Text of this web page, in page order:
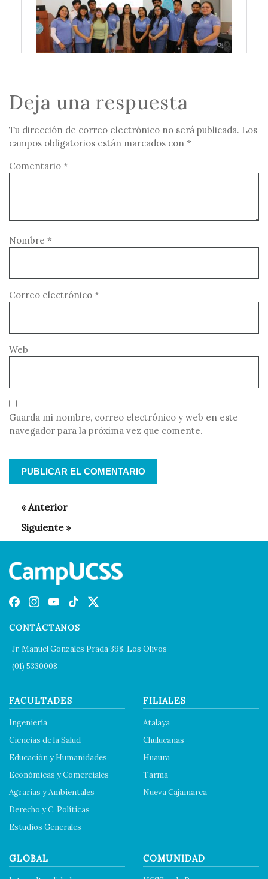
Deja una respuesta
Tu dirección de correo electrónico no será publicada. Los
campos obligatorios están marcados con *
Comentario *
Nombre *
Correo electrónico *
Web
Guarda mi nombre, correo electrónico y web en este
navegador para la próxima vez que comente.
CONTÁCTANOS
Jr. Manuel Gonzales Prada 398, Los Olivos
(01) 5330008
FACULTADES
Ingeniería
Ciencias de la Salud
Educación y Humanidades
Económicas y Comerciales
Agrarias y Ambientales
Derecho y C. Políticas
Estudios Generales
FILIALES
Atalaya
Chulucanas
Huaura
Tarma
Nueva Cajamarca
GLOBAL COMUNIDAD